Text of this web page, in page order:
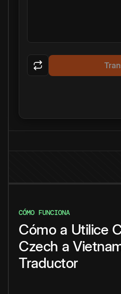
CÓMO FUNCIONA
Cómo a Utilice
Czech a
Traductor